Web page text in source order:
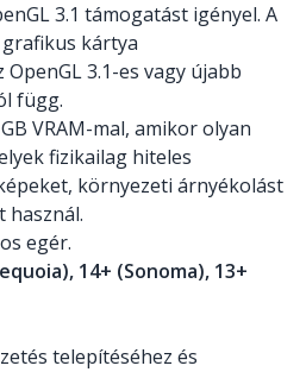
3.1 támogatást igényel. A
kártya
3.1-es vagy újabb
függ.
VRAM-mal, amikor olyan
fizikailag hiteles
környezeti árnyékolást
használ.
egér.
14+ (Sonoma), 13+
telepítéséhez és